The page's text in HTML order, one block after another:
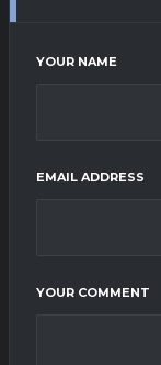
YOUR NAME
EMAIL ADDRESS
YOUR COMMENT